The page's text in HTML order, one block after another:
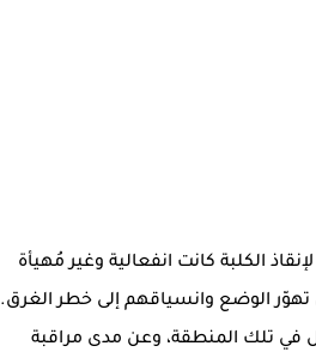
الكلبة كانت انفعالية وغير مُهيأة
تهوّر الوضع وانسياقهم إلى خطر الغرق.
في تلك المنطقة، وعن مدى مراقبة